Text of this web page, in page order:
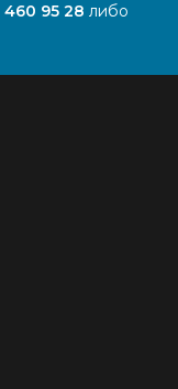
460 95 28 либо